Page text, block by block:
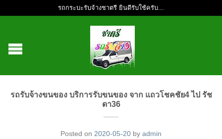
รถกระบะรับจ้างชาตรี ยินดีรับใช้ครับ...
รถรับจ้างขนของ บริการรับขนของ จาก แถวโชคชัย4 ไป รัช
ดา36
Posted on 2020-05-20 by admin